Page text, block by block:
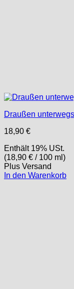
Draußen
18,90 €
Enthält 19% USt.
(18,90 € / 100 ml)
Plus Versand
In den Warenkorb